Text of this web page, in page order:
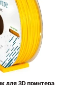
для 3D принтера